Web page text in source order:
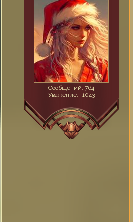
Сообщений: 764
Уважение: +1043